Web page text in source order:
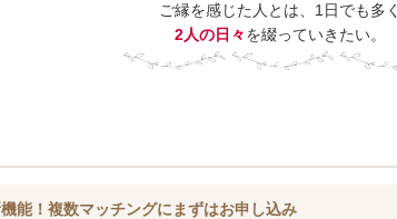
ご縁を感じた人とは、 1日でも多く
2人の日々を綴っていきたい。
能！複数マッチングにまずはお申し込み